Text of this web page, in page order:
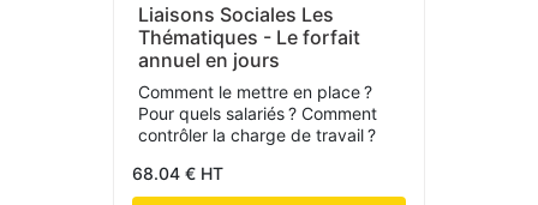
Liaisons Sociales Les
Thématiques - Le forfait
annuel en jours
Comment le mettre en place ?
Pour quels salariés ? Comment
contrôler la charge de travail ?
68.04 € HT